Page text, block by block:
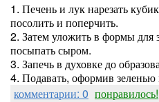
1. Печень и лук нарезать
посолить и поперчить.
2. Затем уложить в формы для
посыпать сыром.
3. Запечь в духовке до
4. Подавать, оформив
комментарии: 0 понравилось!